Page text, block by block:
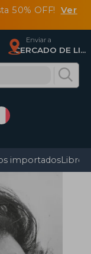
50% OFF! Ver
Enviar a
CERCADO DE LIMA, Lima
importadosLibros